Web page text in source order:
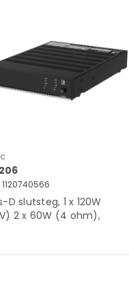
D slutsteg, 1 x 120W
2 x 60W (4 ohm),